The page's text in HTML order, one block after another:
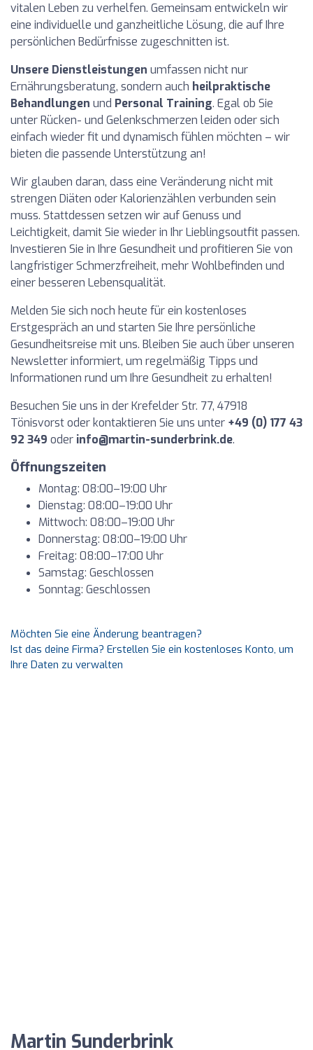
vitalen Leben zu verhelfen. Gemeinsam entwickeln wir
eine individuelle und ganzheitliche Lösung, die auf Ihre
persönlichen Bedürfnisse zugeschnitten ist.
Unsere Dienstleistungen umfassen nicht nur
Ernährungsberatung, sondern auch heilpraktische
Behandlungen und Personal Training. Egal ob Sie
unter Rücken- und Gelenkschmerzen leiden oder sich
einfach wieder fit und dynamisch fühlen möchten – wir
bieten die passende Unterstützung an!
Wir glauben daran, dass eine Veränderung nicht mit
strengen Diäten oder Kalorienzählen verbunden sein
muss. Stattdessen setzen wir auf Genuss und
Leichtigkeit, damit Sie wieder in Ihr Lieblingsoutfit passen.
Investieren Sie in Ihre Gesundheit und profitieren Sie von
langfristiger Schmerzfreiheit, mehr Wohlbefinden und
einer besseren Lebensqualität.
Melden Sie sich noch heute für ein kostenloses
Erstgespräch an und starten Sie Ihre persönliche
Gesundheitsreise mit uns. Bleiben Sie auch über unseren
Newsletter informiert, um regelmäßig Tipps und
Informationen rund um Ihre Gesundheit zu erhalten!
Besuchen Sie uns in der Krefelder Str. 77, 47918
Tönisvorst oder kontaktieren Sie uns unter +49 (0) 177 43
92 349 oder info@martin-sunderbrink.de.
Öffnungszeiten
Montag: 08:00–19:00 Uhr
Dienstag: 08:00–19:00 Uhr
Mittwoch: 08:00–19:00 Uhr
Donnerstag: 08:00–19:00 Uhr
Freitag: 08:00–17:00 Uhr
Samstag: Geschlossen
Sonntag: Geschlossen
Möchten Sie eine Änderung beantragen?
Ist das deine Firma? Erstellen Sie ein kostenloses Konto, um
Ihre Daten zu verwalten
Martin Sunderbrink